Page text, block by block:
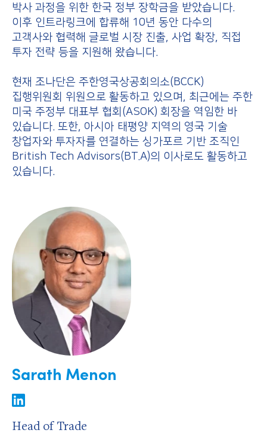
박사 과정을 위한 한국 정부 장학금을 받았습니다.
이후 인트라링크에 합류해 10년 동안 다수의
고객사와 협력해 글로벌 시장 진출, 사업 확장, 직접
투자 전략 등을 지원해 왔습니다.
현재 조나단은 주한영국상공회의소(BCCK)
집행위원회 위원으로 활동하고 있으며, 최근에는 주한
미국 주정부 대표부 협회(ASOK) 회장을 역임한 바
있습니다. 또한, 아시아 태평양 지역의 영국 기술
창업자와 투자자를 연결하는 싱가포르 기반 조직인
British Tech Advisors(BT.A)의 이사로도 활동하고
있습니다.
Sarath Menon
Head of Trade